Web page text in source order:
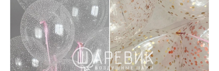
Главная Каталог
Доставка
и оплата
Контакты
Заказать
звонок